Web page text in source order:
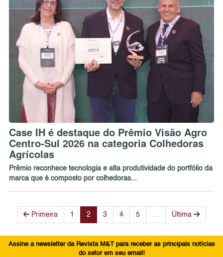
Case IH é destaque do Prêmio Visão Agro
Centro-Sul 2026 na categoria Colhedoras
Agrícolas
Prêmio reconhece tecnologia e alta produtividade do portfólio da
marca que é composto por colhedoras...
Primeira 1 2 3 4 5 Última
Assine a newsletter da Revista M&T para receber as principais notícias
do setor em seu email!